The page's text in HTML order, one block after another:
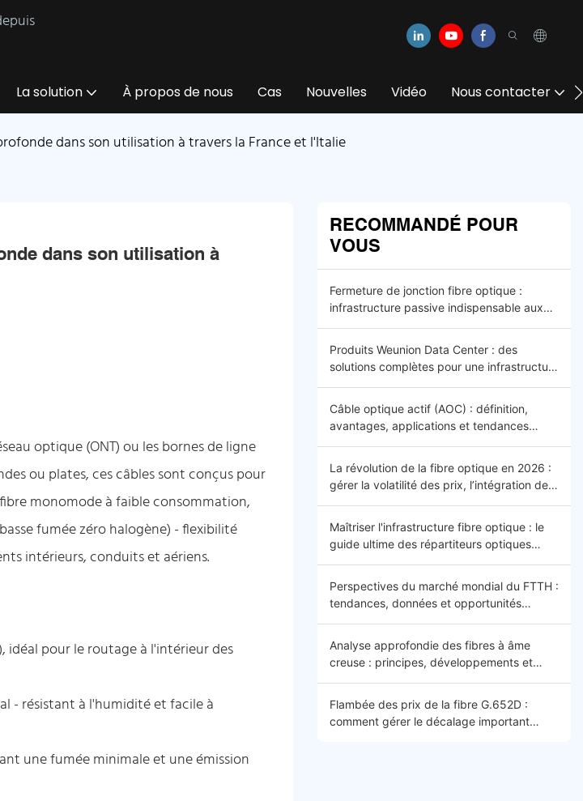
La solution À propos de nous Cas Nouvelles Vidéo Nous contacter
dans son utilisation à travers la France et l'Italie
dans son utilisation à
optique (ONT) ou les bornes de ligne
ou plates, ces câbles sont conçus pour
monomode à faible consommation,
fumée zéro halogène) - flexibilité
intérieurs, conduits et aériens.
idéal pour le routage à l'intérieur des
- résistant à l'humidité et facile à
une fumée minimale et une émission
RECOMMANDÉ POUR
VOUS
Fermeture de jonction fibre optique :
infrastructure passive indispensable aux
Produits Weunion Data Center : des
solutions complètes pour une infrastructure
Câble optique actif (AOC) : définition,
avantages, applications et tendances
La révolution de la fibre optique en 2026 :
gérer la volatilité des prix, l’intégration de
Maîtriser l'infrastructure fibre optique : le
guide ultime des répartiteurs optiques
Perspectives du marché mondial du FTTH :
tendances, données et opportunités
Analyse approfondie des fibres à âme
creuse : principes, développements et
Flambée des prix de la fibre G.652D :
comment gérer le décalage important